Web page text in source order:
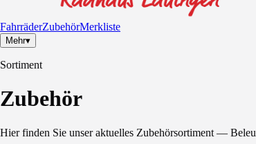
FahrräderZubehörMerkliste
Mehr▾
Sortiment
Zubehör
Hier finden Sie unser aktuelles Zubehörsortiment —